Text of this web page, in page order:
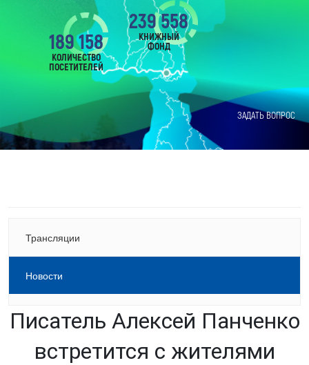
ЗАДАТЬ ВОПРОС
189 158
КОЛИЧЕСТВО
ПОСЕТИТЕЛЕЙ
239 558
КНИЖНЫЙ
ФОНД
Трансляции
Новости
Писатель Алексей Панченко
встретится с жителями